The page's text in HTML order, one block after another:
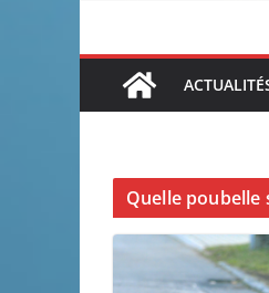
Quelle poubelle